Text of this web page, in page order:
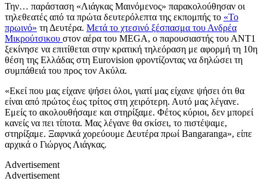
Την… παράσταση «Λιάγκας Μαινόμενος» παρακολούθησαν οι
τηλεθεατές από τα πρώτα δευτερόλεπτα της εκπομπής το «Το
πρωινό» τη Δευτέρα. Μετά το χτεσινό ξέσπασμα του Ανδρέα
Μικρούτσικου στον αέρα του MEGA, o παρουσιαστής του ΑΝΤ1
ξεκίνησε να επιτίθεται στην κρατική τηλεόραση με αφορμή τη 10η
θέση της Ελλάδας στη Eurovision φροντίζοντας να δηλώσει τη
συμπάθειά του προς τον Ακύλα.
«Εκεί που μας είχανε ψήσει όλοι, γιατί μας είχανε ψήσει ότι θα
είναι από πρώτος έως τρίτος στη χειρότερη. Αυτό μας λέγανε.
Εμείς το ακολουθήσαμε και στηρίξαμε. Φέτος κύριοι, δεν μπορεί
κανείς να πει τίποτα. Μας λέγανε θα σκίσει, το πιστέψαμε,
στηρίξαμε. Ξαφνικά χορεύουμε Δευτέρα πρωί Bangaranga», είπε
αρχικά ο Γιώργος Λιάγκας.
Advertisement
Advertisement